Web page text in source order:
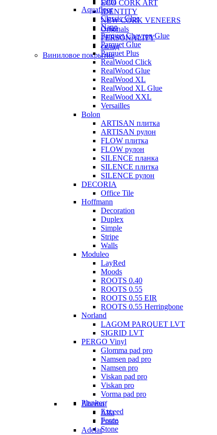
ECO CORK ART
IDENTITY
NEW CORK VENEERS
Originals
PERSONALITY
склад
Виниловое покрытие
Aquafloor
Classic Glue
Nano
Parquet Chevron Glue
Parquet Glue
Parquet Plus
RealWood Click
RealWood Glue
RealWood XL
RealWood XL Glue
RealWood XXL
Versailles
Bolon
ARTISAN плитка
ARTISAN рулон
FLOW плитка
FLOW рулон
SILENCE планка
SILENCE плитка
SILENCE рулон
DECORIA
Office Tile
Hoffmann
Decoration
Duplex
Simple
Stripe
Walls
Moduleo
LayRed
Moods
ROOTS 0.40
ROOTS 0.55
ROOTS 0.55 EIR
ROOTS 0.55 Herringbone
Norland
LAGOM PARQUET LVT
SIGRID LVT
PERGO Vinyl
Glomma pad pro
Namsen pad pro
Namsen pro
Viskan pad pro
Viskan pro
Vorma pad pro
Planker
Exceed
Force
Stone
Aberhof
Alfa
Prado
Adelar